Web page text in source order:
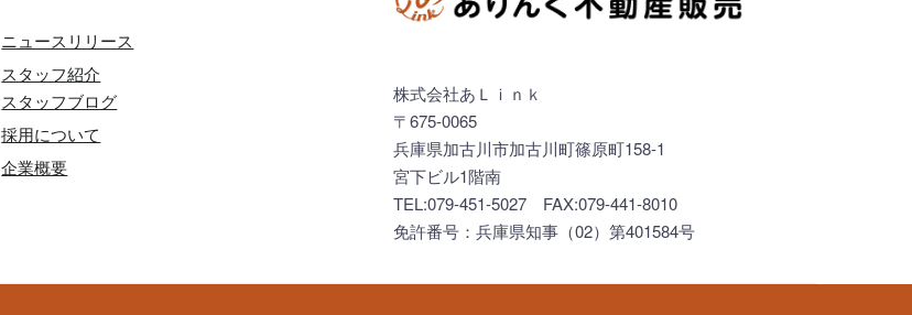
ニュースリリース
スタッフ紹介
スタッフブログ
採用について
企業概要
株式会社あＬｉｎｋ
〒675-0065
兵庫県加古川市加古川町篠原町158-1
宮下ビル1階南
TEL:079-451-5027 FAX:079-441-8010
免許番号：兵庫県知事（02）第401584号